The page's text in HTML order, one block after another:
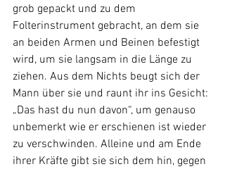
grob gepackt und zu dem
Folterinstrument gebracht, an dem sie
an beiden Armen und Beinen befestigt
wird, um sie langsam in die Länge zu
ziehen. Aus dem Nichts beugt sich der
Mann über sie und raunt ihr ins Gesicht:
„Das hast du nun davon“, um genauso
unbemerkt wie er erschienen ist wieder
zu verschwinden. Alleine und am Ende
ihrer Kräfte gibt sie sich dem hin, gegen